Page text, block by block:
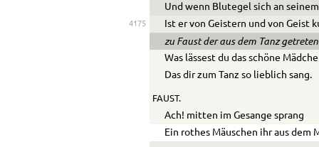
Und wenn Blutegel sich an
4175 Ist er von Geistern und von Geist
zu Faust der aus dem Tanz
Was lässest du das schöne
Das dir zum Tanz so lieblich sang.
FAUST.
Ach! mitten im Gesange sprang
Ein rothes Mäuschen ihr aus dem